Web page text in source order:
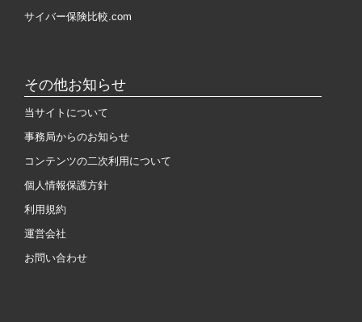
サイバー保険比較.com
その他お知らせ
当サイトについて
事務局からのお知らせ
コンテンツの二次利用について
個人情報保護方針
利用規約
運営会社
お問い合わせ